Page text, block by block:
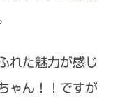
れた魅力が感じ
ゃん！！ですが